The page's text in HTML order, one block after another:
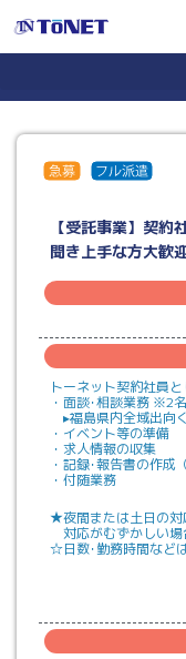
コ
ン
へ
【受託事業】契
聞き上手な方大歓
トーネット契約社員
・面談･相談業務 ※2
▸福島県内全域出向
・イベント等の準備
・求人情報の収集
・記録･報告書の作成
・付随業務
★夜間または土日の対
対応がむずかしい場
☆日数･勤務時間など